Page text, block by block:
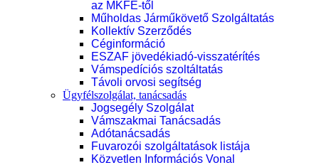
az MKFE-től
Műholdas Járműkövető Szolgáltatás
Kollektív Szerződés
Céginformáció
ESZAF jövedékiadó-visszatérítés
Vámspedíciós szoltáltatás
Távoli orvosi segítség
Ügyfélszolgálat, tanácsadás
Jogsegély Szolgálat
Vámszakmai Tanácsadás
Adótanácsadás
Fuvarozói szolgáltatások listája
Közvetlen Információs Vonal